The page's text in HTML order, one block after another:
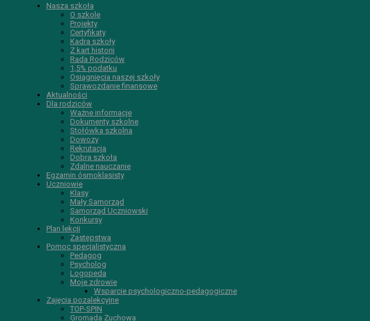
Nasza szkoła
O szkole
Projekty
Certyfikaty
Kadra szkoły
Z kart historii
Rada Rodziców
1,5% podatku
Osiągnięcia naszej szkoły
Sprawozdanie finansowe
Aktualności
Dla rodziców
Ważne informacje
Dokumenty szkolne
Stołówka szkolna
Dowozy
Rekrutacja
Dobra szkoła
Zdalne nauczanie
Egzamin ósmoklasisty
Uczniowie
Klasy
Mały Samorząd
Samorząd Uczniowski
Konkursy
Plan lekcji
Zastępstwa
Pomoc specjalistyczna
Pedagog
Psycholog
Logopeda
Moje zdrowie
Wsparcie psychologiczno-pedagogiczne
Zajęcia pozalekcyjne
TOP-SPIN
Gromada Zuchowa